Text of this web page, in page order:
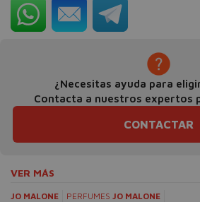
¿Necesitas ayuda para
Contacta a nuestros expertos
CONTACTAR
VER MÁS
JO MALONE PERFUMES JO MALONE